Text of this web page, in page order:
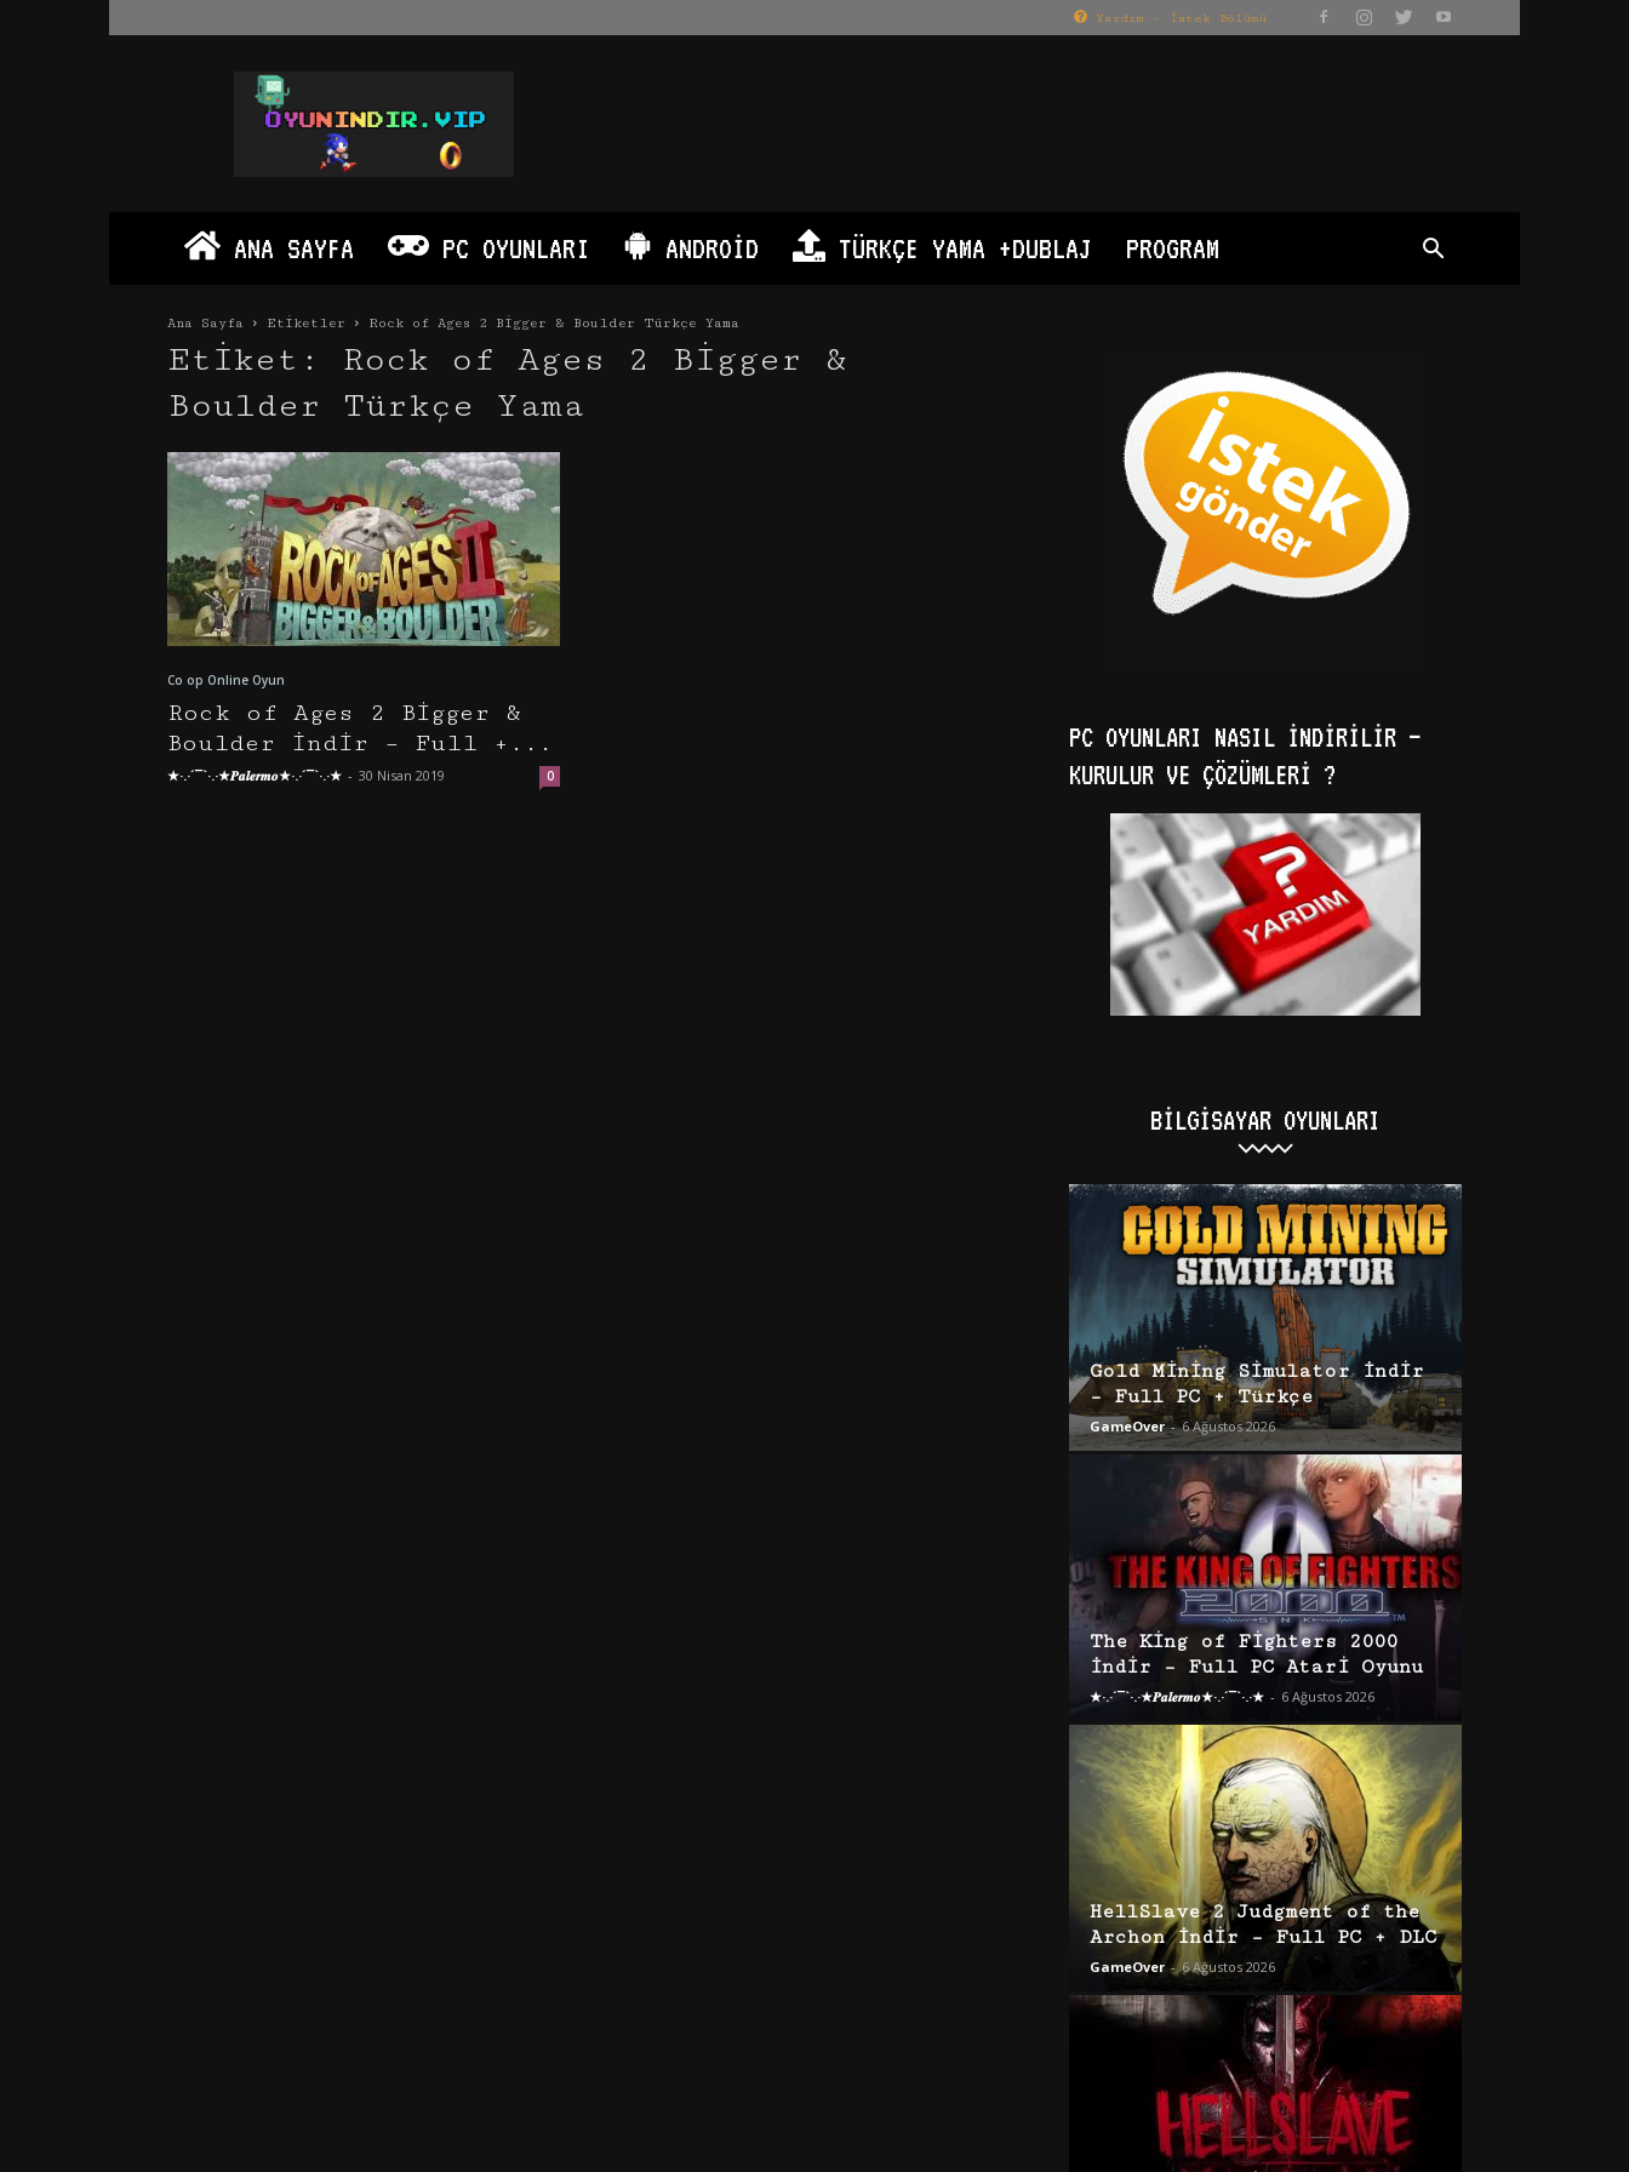
Yardım – İstek Bölümü
Oyun
İndir
PC
Android
Apk
ANA SAYFA PC OYUNLARI ANDROID TÜRKÇE YAMA +DUBLAJ PROGRAM
Ana Sayfa Etiketler Rock of Ages 2 Bigger & Boulder Türkçe Yama
Etiket: Rock of Ages 2 Bigger &
Boulder Türkçe Yama
Co op Online Oyun
Rock of Ages 2 Bigger &
Boulder İndir – Full +...
★·.·´¯`·.·★𝑷𝒂𝒍𝒆𝒓𝒎𝒐★·.·´¯`·.·★ - 30 Nisan 2019 0
PC OYUNLARI NASIL İNDIRILIR –
KURULUR VE ÇÖZÜMLERI ?
BILGISAYAR OYUNLARI
Gold Mining Simulator İndir
– Full PC + Türkçe
GameOver - 6 Ağustos 2026
The King of Fighters 2000
İndir – Full PC Atari Oyunu
★·.·´¯`·.·★𝑷𝒂𝒍𝒆𝒓𝒎𝒐★·.·´¯`·.·★ - 6 Ağustos 2026
HellSlave 2 Judgment of the
Archon İndir – Full PC + DLC
GameOver - 6 Ağustos 2026